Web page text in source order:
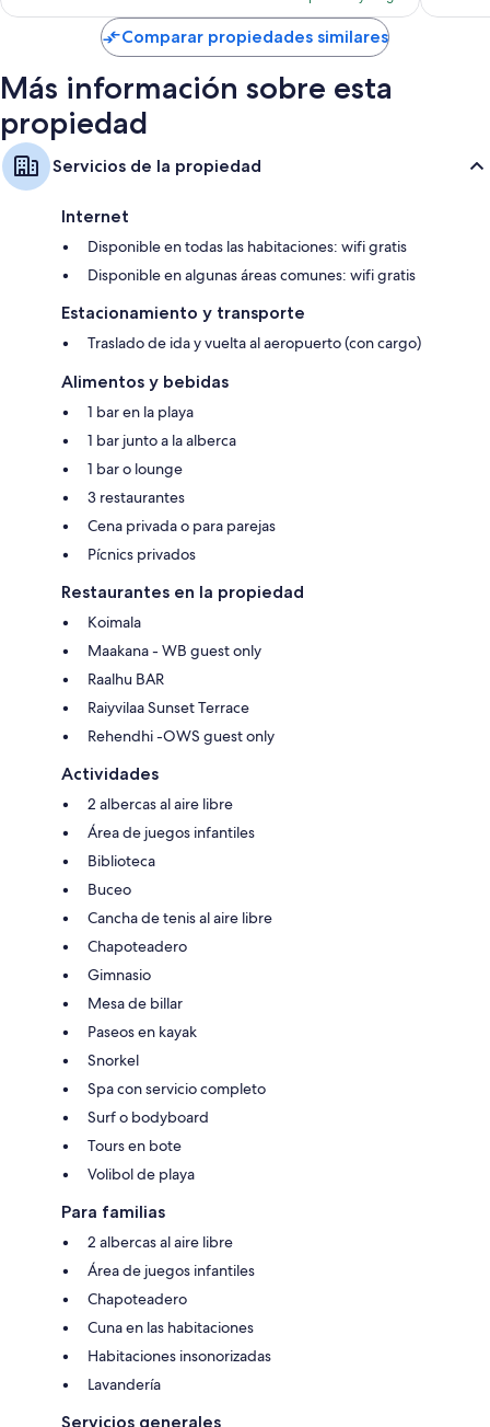
es
de
$526
Comparar propiedades similares
Más información sobre esta
propiedad
Servicios de la propiedad
Internet
Disponible en todas las habitaciones: wifi gratis
Disponible en algunas áreas comunes: wifi gratis
Estacionamiento y transporte
Traslado de ida y vuelta al aeropuerto (con cargo)
Alimentos y bebidas
1 bar en la playa
1 bar junto a la alberca
1 bar o lounge
3 restaurantes
Cena privada o para parejas
Pícnics privados
Restaurantes en la propiedad
Koimala
Maakana - WB guest only
Raalhu BAR
Raiyvilaa Sunset Terrace
Rehendhi -OWS guest only
Actividades
2 albercas al aire libre
Área de juegos infantiles
Biblioteca
Buceo
Cancha de tenis al aire libre
Chapoteadero
Gimnasio
Mesa de billar
Paseos en kayak
Snorkel
Spa con servicio completo
Surf o bodyboard
Tours en bote
Volibol de playa
Para familias
2 albercas al aire libre
Área de juegos infantiles
Chapoteadero
Cuna en las habitaciones
Habitaciones insonorizadas
Lavandería
Servicios generales